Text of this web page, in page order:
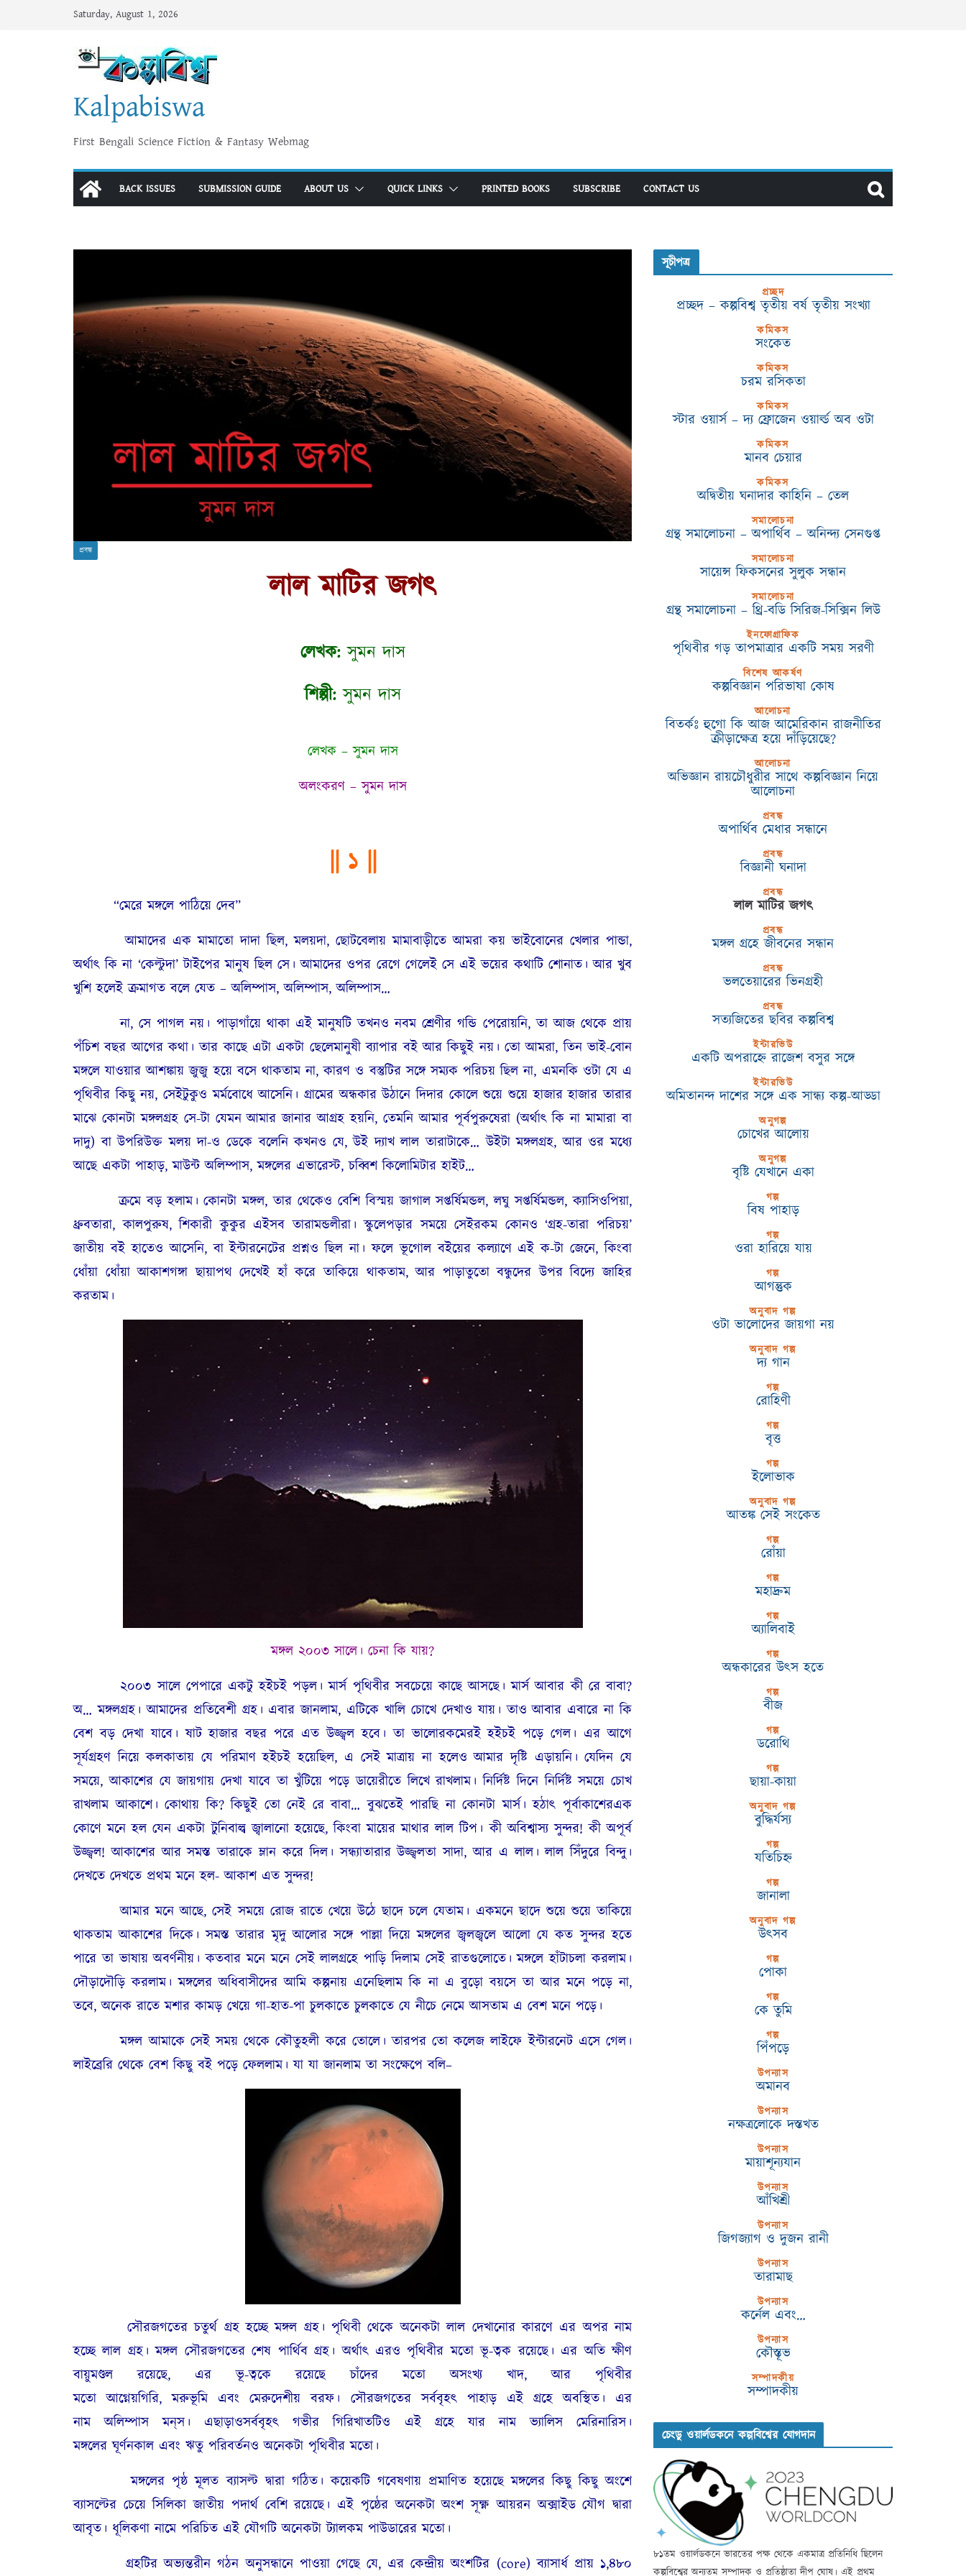
Saturday, August 1, 2026
Kalpabiswa
First Bengali Science Fiction & Fantasy Webmag
BACK ISSUES SUBMISSION GUIDE ABOUT US QUICK LINKS PRINTED BOOKS SUBSCRIBE CONTACT US
প্রবন্ধ
লাল মাটির জগৎ
লেখক:সুমন দাস
শিল্পী:সুমন দাস
লেখক – সুমন দাস
অলংকরণ – সুমন দাস
|| ১ ||
“মেরে মঙ্গলে পাঠিয়ে দেব”
আমাদের এক মামাতো দাদা ছিল, মলয়দা, ছোটবেলায় মামাবাড়ীতে আমরা কয় ভাইবোনের খেলার পান্ডা,
অর্থাৎ কি না ‘কেল্টুদা’ টাইপের মানুষ ছিল সে। আমাদের ওপর রেগে গেলেই সে এই ভয়ের কথাটি শোনাত। আর খুব
খুশি হলেই ক্রমাগত বলে যেত – অলিম্পাস, অলিম্পাস, অলিম্পাস…
না, সে পাগল নয়। পাড়াগাঁয়ে থাকা এই মানুষটি তখনও নবম শ্রেণীর গন্ডি পেরোয়নি, তা আজ থেকে প্রায়
পঁচিশ বছর আগের কথা। তার কাছে এটা একটা ছেলেমানুষী ব্যাপার বই আর কিছুই নয়। তো আমরা, তিন ভাই-বোন
মঙ্গলে যাওয়ার আশঙ্কায় জুজু হয়ে বসে থাকতাম না, কারণ ও বস্তুটির সঙ্গে সম্যক পরিচয় ছিল না, এমনকি ওটা যে এ
পৃথিবীর কিছু নয়, সেইটুকুও মর্মবোধে আসেনি। গ্রামের অন্ধকার উঠানে দিদার কোলে শুয়ে শুয়ে হাজার হাজার তারার
মাঝে কোনটা মঙ্গলগ্রহ সে-টা যেমন আমার জানার আগ্রহ হয়নি, তেমনি আমার পূর্বপুরুষেরা (অর্থাৎ কি না মামারা বা
দাদু) বা উপরিউক্ত মলয় দা-ও ডেকে বলেনি কখনও যে, উই দ্যাখ লাল তারাটাকে… উইটা মঙ্গলগ্রহ, আর ওর মধ্যে
আছে একটা পাহাড়, মাউন্ট অলিম্পাস, মঙ্গলের এভারেস্ট, চব্বিশ কিলোমিটার হাইট…
ক্রমে বড় হলাম। কোনটা মঙ্গল, তার থেকেও বেশি বিস্ময় জাগাল সপ্তর্ষিমন্ডল, লঘু সপ্তর্ষিমন্ডল, ক্যাসিওপিয়া,
ধ্রুবতারা, কালপুরুষ, শিকারী কুকুর এইসব তারামন্ডলীরা। স্কুলেপড়ার সময়ে সেইরকম কোনও ‘গ্রহ-তারা পরিচয়’
জাতীয় বই হাতেও আসেনি, বা ইন্টারনেটের প্রশ্নও ছিল না। ফলে ভূগোল বইয়ের কল্যাণে এই ক-টা জেনে, কিংবা
ধোঁয়া ধোঁয়া আকাশগঙ্গা ছায়াপথ দেখেই হাঁ করে তাকিয়ে থাকতাম, আর পাড়াতুতো বন্ধুদের উপর বিদ্যে জাহির
করতাম।
মঙ্গল ২০০৩ সালে। চেনা কি যায়?
২০০৩ সালে পেপারে একটু হইচই পড়ল। মার্স পৃথিবীর সবচেয়ে কাছে আসছে। মার্স আবার কী রে বাবা?
অ… মঙ্গলগ্রহ। আমাদের প্রতিবেশী গ্রহ। এবার জানলাম, এটিকে খালি চোখে দেখাও যায়। তাও আবার এবারে না কি
বেশ বড় দেখা যাবে। ষাট হাজার বছর পরে এত উজ্জ্বল হবে। তা ভালোরকমেরই হইচই পড়ে গেল। এর আগে
সূর্যগ্রহণ নিয়ে কলকাতায় যে পরিমাণ হইচই হয়েছিল, এ সেই মাত্রায় না হলেও আমার দৃষ্টি এড়ায়নি। যেদিন যে
সময়ে, আকাশের যে জায়গায় দেখা যাবে তা খুঁটিয়ে পড়ে ডায়েরীতে লিখে রাখলাম। নির্দিষ্ট দিনে নির্দিষ্ট সময়ে চোখ
রাখলাম আকাশে। কোথায় কি? কিছুই তো নেই রে বাবা… বুঝতেই পারছি না কোনটা মার্স। হঠাৎ পূর্বাকাশেরএক
কোণে মনে হল যেন একটা টুনিবাল্ব জ্বালানো হয়েছে, কিংবা মায়ের মাথার লাল টিপ। কী অবিশ্বাস্য সুন্দর! কী অপূর্ব
উজ্জ্বল! আকাশের আর সমস্ত তারাকে ম্লান করে দিল। সন্ধ্যাতারার উজ্জ্বলতা সাদা, আর এ লাল। লাল সিঁদুরে বিন্দু।
দেখতে দেখতে প্রথম মনে হল- আকাশ এত সুন্দর!
আমার মনে আছে, সেই সময়ে রোজ রাতে খেয়ে উঠে ছাদে চলে যেতাম। একমনে ছাদে শুয়ে শুয়ে তাকিয়ে
থাকতাম আকাশের দিকে। সমস্ত তারার মৃদু আলোর সঙ্গে পাল্লা দিয়ে মঙ্গলের জ্বলজ্বলে আলো যে কত সুন্দর হতে
পারে তা ভাষায় অবর্ণনীয়। কতবার মনে মনে সেই লালগ্রহে পাড়ি দিলাম সেই রাতগুলোতে। মঙ্গলে হাঁটাচলা করলাম।
দৌড়াদৌড়ি করলাম। মঙ্গলের অধিবাসীদের আমি কল্পনায় এনেছিলাম কি না এ বুড়ো বয়সে তা আর মনে পড়ে না,
তবে, অনেক রাতে মশার কামড় খেয়ে গা-হাত-পা চুলকাতে চুলকাতে যে নীচে নেমে আসতাম এ বেশ মনে পড়ে।
মঙ্গল আমাকে সেই সময় থেকে কৌতুহলী করে তোলে। তারপর তো কলেজ লাইফে ইন্টারনেট এসে গেল।
লাইব্রেরি থেকে বেশ কিছু বই পড়ে ফেললাম। যা যা জানলাম তা সংক্ষেপে বলি–
সৌরজগতের চতুর্থ গ্রহ হচ্ছে মঙ্গল গ্রহ। পৃথিবী থেকে অনেকটা লাল দেখানোর কারণে এর অপর নাম
হচ্ছে লাল গ্রহ। মঙ্গল সৌরজগতের শেষ পার্থিব গ্রহ। অর্থাৎ এরও পৃথিবীর মতো ভূ-ত্বক রয়েছে। এর অতি ক্ষীণ
বায়ুমণ্ডল রয়েছে, এর ভূ-ত্বকে রয়েছে চাঁদের মতো অসংখ্য খাদ, আর পৃথিবীর
মতো আগ্নেয়গিরি, মরুভূমি এবং মেরুদেশীয় বরফ। সৌরজগতের সর্ববৃহৎ পাহাড় এই গ্রহে অবস্থিত। এর
নাম অলিম্পাস মন্‌স। এছাড়াওসর্ববৃহৎ গভীর গিরিখাতটিও এই গ্রহে যার নাম ভ্যালিস মেরিনারিস।
মঙ্গলের ঘূর্ণনকাল এবং ঋতু পরিবর্তনও অনেকটা পৃথিবীর মতো।
মঙ্গলের পৃষ্ঠ মূলত ব্যাসল্ট দ্বারা গঠিত। কয়েকটি গবেষণায় প্রমাণিত হয়েছে মঙ্গলের কিছু কিছু অংশে
ব্যাসল্টের চেয়ে সিলিকা জাতীয় পদার্থ বেশি রয়েছে। এই পৃষ্ঠের অনেকটা অংশ সূক্ষ্ণ আয়রন অক্সাইড যৌগ দ্বারা
আবৃত। ধূলিকণা নামে পরিচিত এই যৌগটি অনেকটা ট্যালকম পাউডারের মতো।
গ্রহটির অভ্যন্তরীন গঠন অনুসন্ধানে পাওয়া গেছে যে, এর কেন্দ্রীয় অংশটির (core) ব্যাসার্ধ প্রায় ১,৪৮০
সূচীপত্র
প্রচ্ছদ
প্রচ্ছদ – কল্পবিশ্ব তৃতীয় বর্ষ তৃতীয় সংখ্যা
কমিকস
সংকেত
কমিকস
চরম রসিকতা
কমিকস
স্টার ওয়ার্স – দ্য ফ্রোজেন ওয়ার্ল্ড অব ওটা
কমিকস
মানব চেয়ার
কমিকস
অদ্বিতীয় ঘনাদার কাহিনি – তেল
সমালোচনা
গ্রন্থ সমালোচনা – অপার্থিব – অনিন্দ্য সেনগুপ্ত
সমালোচনা
সায়েন্স ফিকসনের সুলুক সন্ধান
সমালোচনা
গ্রন্থ সমালোচনা – থ্রি-বডি সিরিজ-সিক্সিন লিউ
ইনফোগ্রাফিক
পৃথিবীর গড় তাপমাত্রার একটি সময় সরণী
বিশেষ আকর্ষণ
কল্পবিজ্ঞান পরিভাষা কোষ
আলোচনা
বিতর্কঃ হুগো কি আজ আমেরিকান রাজনীতির
ক্রীড়াক্ষেত্র হয়ে দাঁড়িয়েছে?
আলোচনা
অভিজ্ঞান রায়চৌধুরীর সাথে কল্পবিজ্ঞান নিয়ে
আলোচনা
প্রবন্ধ
অপার্থিব মেধার সন্ধানে
প্রবন্ধ
বিজ্ঞানী ঘনাদা
প্রবন্ধ
লাল মাটির জগৎ
প্রবন্ধ
মঙ্গল গ্রহে জীবনের সন্ধান
প্রবন্ধ
ভলতেয়ারের ভিনগ্রহী
প্রবন্ধ
সত্যজিতের ছবির কল্পবিশ্ব
ইন্টারভিউ
একটি অপরাহ্নে রাজেশ বসুর সঙ্গে
ইন্টারভিউ
অমিতানন্দ দাশের সঙ্গে এক সান্ধ্য কল্প-আড্ডা
অনুগল্প
চোখের আলোয়
অনুগল্প
বৃষ্টি যেখানে একা
গল্প
বিষ পাহাড়
গল্প
ওরা হারিয়ে যায়
গল্প
আগন্তুক
অনুবাদ গল্প
ওটা ভালোদের জায়গা নয়
অনুবাদ গল্প
দ্য গান
গল্প
রোহিণী
গল্প
বৃত্ত
গল্প
ইলোভাক
অনুবাদ গল্প
আতঙ্ক সেই সংকেত
গল্প
রোঁয়া
গল্প
মহাদ্রুম
গল্প
অ্যালিবাই
গল্প
অন্ধকারের উৎস হতে
গল্প
বীজ
গল্প
ডরোথি
গল্প
ছায়া-কায়া
অনুবাদ গল্প
বুদ্ধির্যস্য
গল্প
যতিচিহ্ন
গল্প
জানালা
অনুবাদ গল্প
উৎসব
গল্প
পোকা
গল্প
কে তুমি
গল্প
পিঁপড়ে
উপন্যাস
অমানব
উপন্যাস
নক্ষত্রলোকে দস্তখত
উপন্যাস
মায়াশূন্যযান
উপন্যাস
আঁখিশ্রী
উপন্যাস
জিগজ্যাগ ও দুজন রানী
উপন্যাস
তারামাছ
উপন্যাস
কর্নেল এবং…
উপন্যাস
কৌস্তূভ
সম্পাদকীয়
সম্পাদকীয়
চেংডু ওয়ার্লডকনে কল্পবিশ্বের যোগদান
৮১তম ওয়ার্লডকনে ভারতের পক্ষ থেকে একমাত্র প্রতিনিধি ছিলেন
কল্পবিশ্বের অন্যতম সম্পাদক ও প্রতিষ্ঠাতা দীপ ঘোষ। এই প্রথম